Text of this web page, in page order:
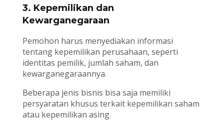
3. Kepemilikan dan
Kewarganegaraan
Pemohon harus menyediakan informasi
tentang kepemilikan perusahaan, seperti
identitas pemilik, jumlah saham, dan
kewarganegaraannya.
Beberapa jenis bisnis bisa saja memiliki
persyaratan khusus terkait kepemilikan saham
atau kepemilikan asing.